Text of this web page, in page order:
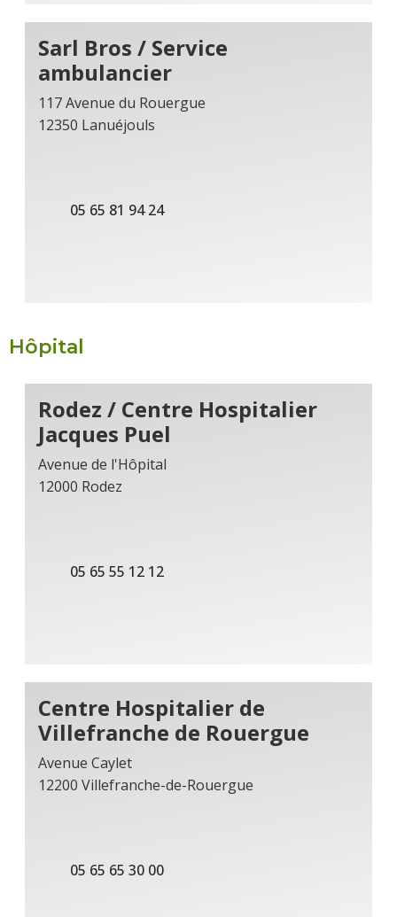
Sarl Bros / Service
ambulancier
117 Avenue du Rouergue
12350 Lanuéjouls
05 65 81 94 24
Hôpital
Rodez / Centre Hospitalier
Jacques Puel
Avenue de l'Hôpital
12000 Rodez
05 65 55 12 12
Centre Hospitalier de
Villefranche de Rouergue
Avenue Caylet
12200 Villefranche-de-Rouergue
05 65 65 30 00